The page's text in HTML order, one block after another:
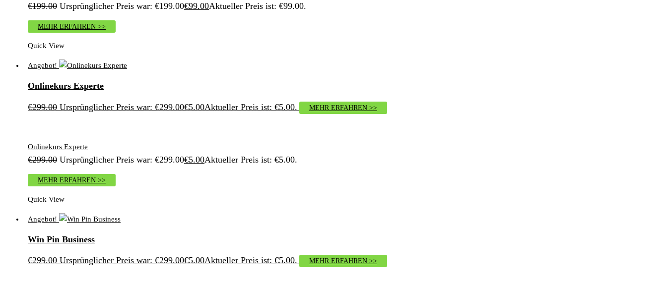
€199.00 Ursprünglicher Preis war: €199.00€99.00Aktueller Preis ist: €99.00.
MEHR ERFAHREN >>
Quick View
Angebot!
Onlinekurs Experte
€299.00 Ursprünglicher Preis war: €299.00€5.00Aktueller Preis ist: €5.00. MEHR ERFAHREN >>
Onlinekurs Experte
€299.00 Ursprünglicher Preis war: €299.00€5.00Aktueller Preis ist: €5.00.
MEHR ERFAHREN >>
Quick View
Angebot!
Win Pin Business
€299.00 Ursprünglicher Preis war: €299.00€5.00Aktueller Preis ist: €5.00. MEHR ERFAHREN >>